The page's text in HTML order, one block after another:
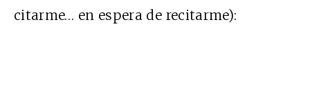
citarme… en espera de recitarme):